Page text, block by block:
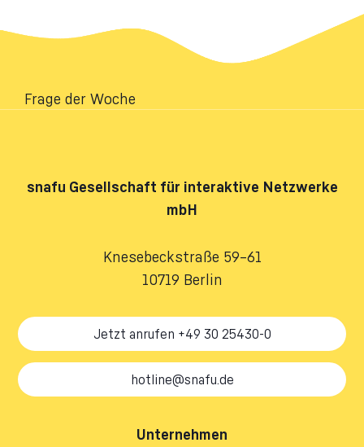
Frage der Woche
snafu Gesellschaft für interaktive Netzwerke
mbH
Knesebeckstraße 59–61
10719 Berlin
Jetzt anrufen +49 30 25430-0
hotline@snafu.de
Unternehmen